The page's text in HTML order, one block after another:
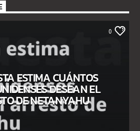
0
ESTIMA CUÁNTOS
DESEAN EL
DE NETANYAHU